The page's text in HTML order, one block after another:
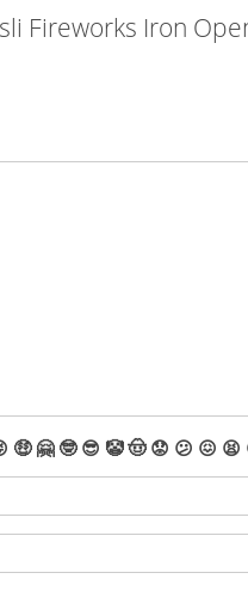
Fireworks Iron
🤑 🤗 🤓 😎 🤡🤠 😟 😕 😖 😫